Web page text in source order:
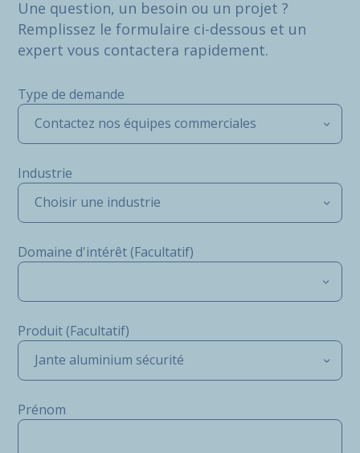
Une question, un besoin ou un projet ?
Remplissez le formulaire ci-dessous et un
expert vous contactera rapidement.
Type de demande
Contactez nos équipes commerciales
Industrie
Choisir une industrie
Domaine d'intérêt (Facultatif)
Produit (Facultatif)
Jante aluminium sécurité
Prénom